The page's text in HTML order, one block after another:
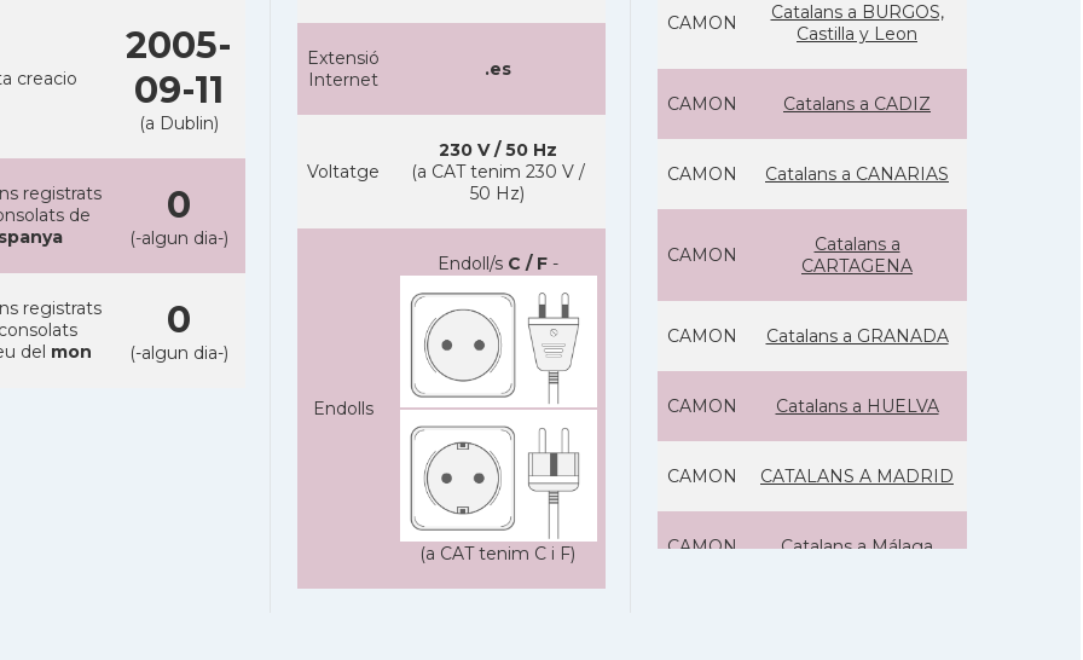
creacio
2005-
09-11
(a Dublin)
registrats
de
0
(-algun dia-)
registrats
del mon
0
(-algun dia-)
Extensió
Internet
.es
Voltatge
230 V / 50 Hz
(a CAT tenim 230 V /
50 Hz)
Endolls
Endoll/s C / F-
(a CAT tenim C i F)
CAMON
Catalans a BURGOS,
Castilla y Leon
CAMON Catalans a CADIZ
CAMON Catalans a CANARIAS
CAMON
Catalans a
CARTAGENA
CAMON Catalans a GRANADA
CAMON Catalans a HUELVA
CAMON CATALANS A MADRID
CAMON Catalans a Málaga